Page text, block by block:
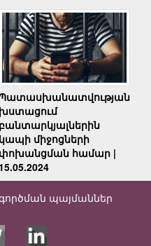
խստացում
բանտարկյալներին
կապի միջոցների
փոխանցման համար |
15.05.2024
պայմաններ